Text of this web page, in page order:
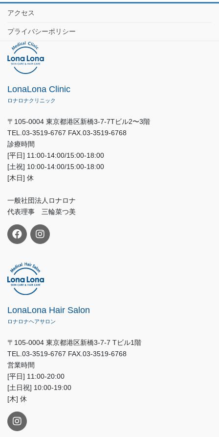
アクセス
プライバシーポリシー
LonaLona Clinic
ロナロナクリニック
〒105-0004 東京都港区新橋3-7-7Tビル2〜3階
TEL.03-3519-6767 FAX.03-3519-6768
診療時間
[平日] 11:00-14:00/15:00-18:00
[土祝] 10:00-14:00/15:00-18:00
[木日] 休
一般社団法人ロナロナ
代表理事 三輪菜つ美
LonaLona Hair Salon
ロナロナヘアサロン
〒105-0004 東京都港区新橋3-7-7 Tビル1階
TEL.03-3519-6767 FAX.03-3519-6768
営業時間
[平日] 11:00-20:00
[土日祝] 10:00-19:00
[木] 休